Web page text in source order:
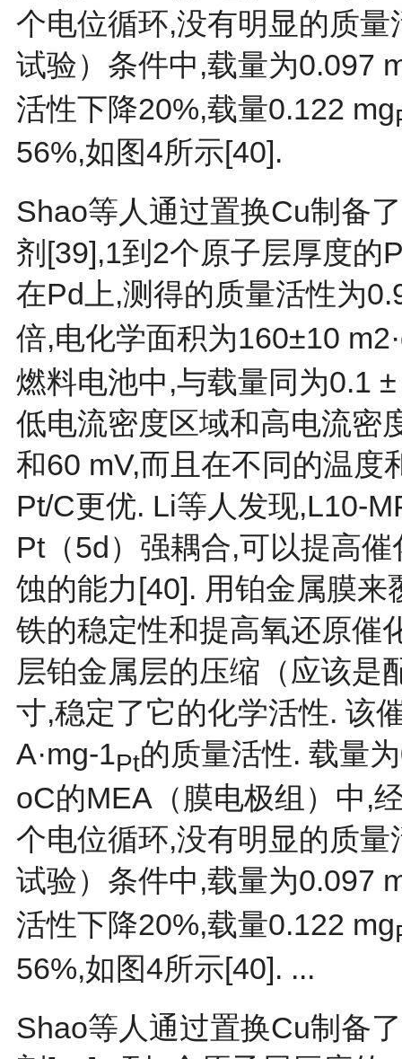
个电位循环,没有明显的质
试验）条件中,载量为0.097
活性下降20%,载量0.122 mg
56%,如图4所示[40].
Shao等人通过置换Cu制备
剂[39],1到2个原子层厚度的
在Pd上,测得的质量活性为
倍,电化学面积为160±10
燃料电池中,与载量同为0.1
低电流密度区域和高电流密
和60 mV,而且在不同的温度
Pt/C更优. Li等人发现,L10-
Pt（5d）强耦合,可以提高
蚀的能力[40]. 用铂金属膜来
铁的稳定性和提高氧还原催
层铂金属层的压缩（应该是
寸,稳定了它的化学活性. 该
A·mg-1Pt的质量活性. 载量
οC的MEA（膜电极组）中,
个电位循环,没有明显的质
试验）条件中,载量为0.097
活性下降20%,载量0.122 mg
56%,如 图4所示[40]. ...
Shao等人通过置换Cu制备